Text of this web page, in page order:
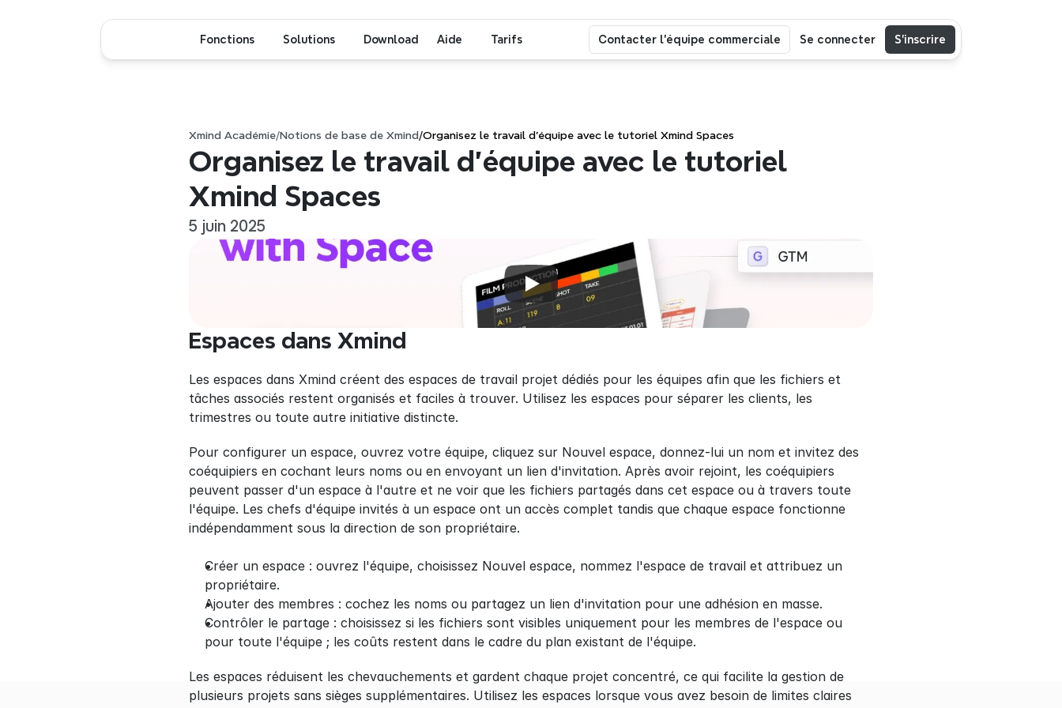
Xmind Académie/Notions de base de Xmind /Organisez le travail d'équipe avec le tutoriel Xmind Spaces
Organisez le travail d'équipe avec le tutoriel
Xmind Spaces
5 juin 2025
Espaces dans Xmind
Les espaces dans Xmind créent des espaces de travail projet dédiés pour les équipes afin que les fichiers et
tâches associés restent organisés et faciles à trouver. Utilisez les espaces pour séparer les clients, les
trimestres ou toute autre initiative distincte.
Pour configurer un espace, ouvrez votre équipe, cliquez sur Nouvel espace, donnez-lui un nom et invitez des
coéquipiers en cochant leurs noms ou en envoyant un lien d'invitation. Après avoir rejoint, les coéquipiers
peuvent passer d'un espace à l'autre et ne voir que les fichiers partagés dans cet espace ou à travers toute
l'équipe. Les chefs d'équipe invités à un espace ont un accès complet tandis que chaque espace fonctionne
indépendamment sous la direction de son propriétaire.
Créer un espace : ouvrez l'équipe, choisissez Nouvel espace, nommez l'espace de travail et attribuez un
propriétaire.
Ajouter des membres : cochez les noms ou partagez un lien d'invitation pour une adhésion en masse.
Contrôler le partage : choisissez si les fichiers sont visibles uniquement pour les membres de l'espace ou
pour toute l'équipe ; les coûts restent dans le cadre du plan existant de l'équipe.
Les espaces réduisent les chevauchements et gardent chaque projet concentré, ce qui facilite la gestion de
plusieurs projets sans sièges supplémentaires. Utilisez les espaces lorsque vous avez besoin de limites claires
Fonctions Solutions Download Aide Tarifs Contacter l'équipe commerciale Se connecter S’inscrire